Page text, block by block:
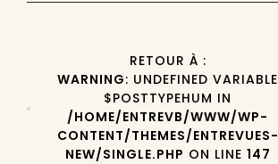
RETOUR À :
WARNING: UNDEFINED VARIABLE
$POSTTYPEHUM IN
/HOME/ENTREVB/WWW/WP-
CONTENT/THEMES/ENTREVUES-
NEW/SINGLE.PHP ON LINE 147